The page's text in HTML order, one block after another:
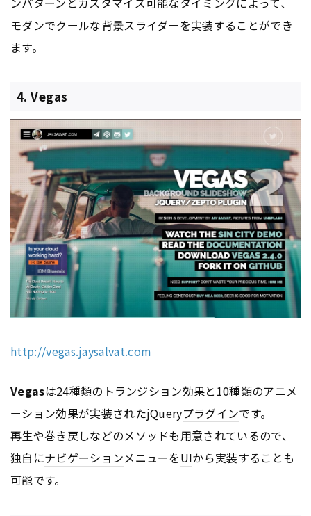
モダンでクールな背景スライダーを実装することができ
ます。
4. Vegas
http://vegas.jaysalvat.com
Vegasは24種類のトランジション効果と10種類のアニメ
ーション効果が実装されたjQueryプラグインです。
再生や巻き戻しなどのメソッドも用意されているので、
独自にナビゲーションメニューをUIから実装することも
可能です。